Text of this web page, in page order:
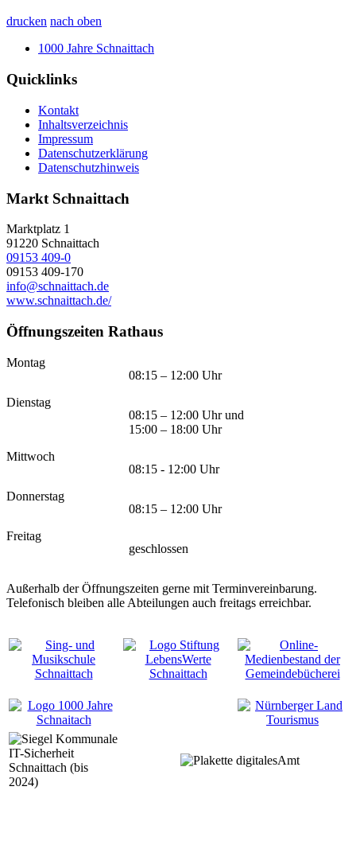
drucken nach oben
1000 Jahre Schnaittach
Quicklinks
Kontakt
Inhaltsverzeichnis
Impressum
Datenschutzerklärung
Datenschutzhinweis
Markt Schnaittach
Marktplatz 1
91220 Schnaittach
09153 409-0
09153 409-170
info@schnaittach.de
www.schnaittach.de/
Öffnungszeiten Rathaus
Montag
08:15 – 12:00 Uhr
Dienstag
08:15 – 12:00 Uhr und
15:00 – 18:00 Uhr
Mittwoch
08:15 - 12:00 Uhr
Donnerstag
08:15 – 12:00 Uhr
Freitag
geschlossen
Außerhalb der Öffnungszeiten gerne mit Terminvereinbarung.
Telefonisch bleiben alle Abteilungen auch freitags erreichbar.